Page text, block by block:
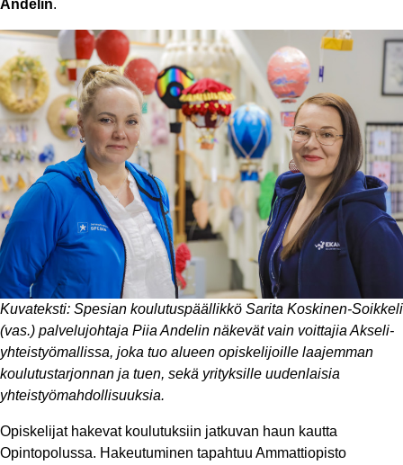
Andelin.
Kuvateksti: Spesian koulutuspäällikkö Sarita Koskinen-Soikkeli
(vas.) palvelujohtaja Piia Andelin näkevät vain voittajia Akseli-
yhteistyömallissa, joka tuo alueen opiskelijoille laajemman
koulutustarjonnan ja tuen, sekä yrityksille uudenlaisia
yhteistyömahdollisuuksia.
Opiskelijat hakevat koulutuksiin jatkuvan haun kautta
Opintopolussa. Hakeutuminen tapahtuu Ammattiopisto